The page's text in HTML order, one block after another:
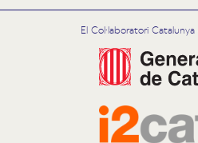
El Col·laboratori